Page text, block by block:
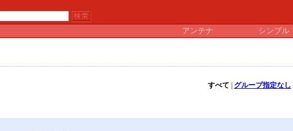
アンテナ シンプル
すべて
グループ指定なし